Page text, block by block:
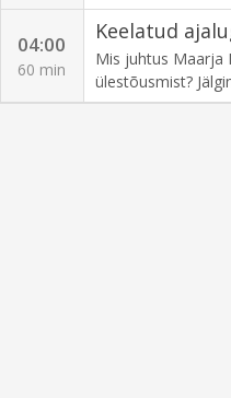
orjastamist,
rohkem infot selle
04:00
60 min
Keelatud
Mis juhtus Maarja
ülestõusmist?
ajaloohuvilisi